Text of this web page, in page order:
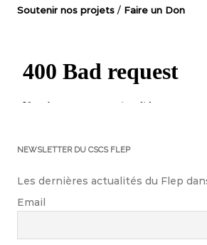
Soutenir nos projets / Faire un Don
NEWSLETTER DU CSCS FLEP
Les dernières actualités du Flep
Email